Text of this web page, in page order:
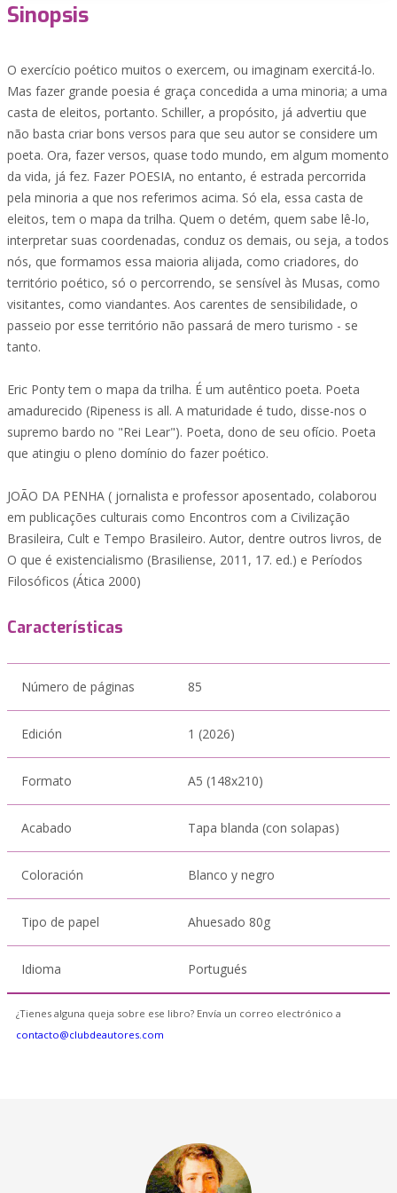
Sinopsis
O exercício poético muitos o exercem, ou imaginam exercitá-lo.
Mas fazer grande poesia é graça concedida a uma minoria; a uma
casta de eleitos, portanto. Schiller, a propósito, já advertiu que
não basta criar bons versos para que seu autor se considere um
poeta. Ora, fazer versos, quase todo mundo, em algum momento
da vida, já fez. Fazer POESIA, no entanto, é estrada percorrida
pela minoria a que nos referimos acima. Só ela, essa casta de
eleitos, tem o mapa da trilha. Quem o detém, quem sabe lê-lo,
interpretar suas coordenadas, conduz os demais, ou seja, a todos
nós, que formamos essa maioria alijada, como criadores, do
território poético, só o percorrendo, se sensível às Musas, como
visitantes, como viandantes. Aos carentes de sensibilidade, o
passeio por esse território não passará de mero turismo - se
tanto.
Eric Ponty tem o mapa da trilha. É um autêntico poeta. Poeta
amadurecido (Ripeness is all. A maturidade é tudo, disse-nos o
supremo bardo no "Rei Lear"). Poeta, dono de seu ofício. Poeta
que atingiu o pleno domínio do fazer poético.
JOÃO DA PENHA ( jornalista e professor aposentado, colaborou
em publicações culturais como Encontros com a Civilização
Brasileira, Cult e Tempo Brasileiro. Autor, dentre outros livros, de
O que é existencialismo (Brasiliense, 2011, 17. ed.) e Períodos
Filosóficos (Ática 2000)
Características
Número de páginas 85
Edición 1 (2026)
Formato A5 (148x210)
Acabado Tapa blanda (con solapas)
Coloración Blanco y negro
Tipo de papel Ahuesado 80g
Idioma Portugués
¿Tienes alguna queja sobre ese libro? Envía un correo electrónico a
contacto@clubdeautores.com